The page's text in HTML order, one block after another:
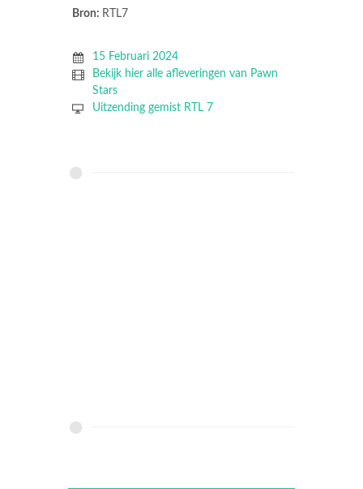
Bron: RTL7
15 Februari 2024
Bekijk hier alle afleveringen van Pawn
Stars
Uitzending gemist RTL 7